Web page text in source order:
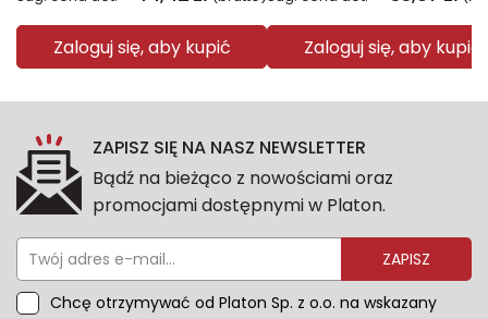
Zaloguj się, aby kupić Zaloguj się, aby kupić
ZAPISZ SIĘ NA NASZ NEWSLETTER
Bądź na bieżąco z nowościami oraz
promocjami dostępnymi w Platon.
ZAPISZ
Chcę otrzymywać od Platon Sp. z o.o. na wskazany